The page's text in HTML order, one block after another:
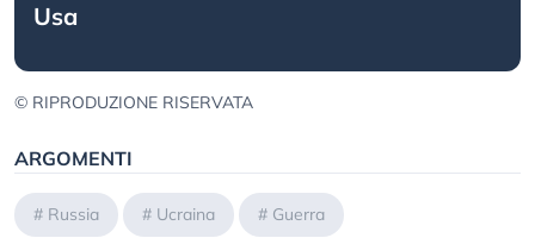
Usa
© RIPRODUZIONE RISERVATA
ARGOMENTI
# Russia # Ucraina # Guerra